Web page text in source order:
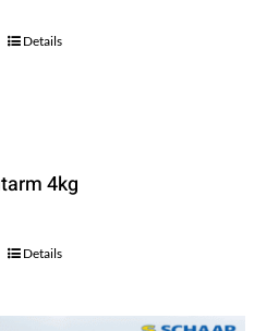
Details
4kg
Details